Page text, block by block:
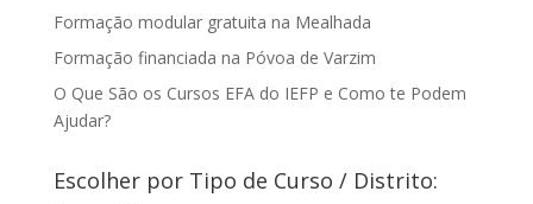
Formação modular gratuita na Mealhada
Formação financiada na Póvoa de Varzim
O Que São os Cursos EFA do IEFP e Como te Podem
Ajudar?
Escolher por Tipo de Curso / Distrito: